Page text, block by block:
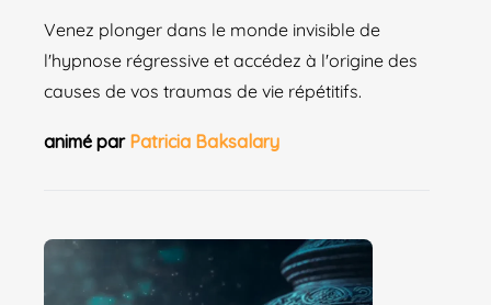
Venez plonger dans le monde invisible de
l'hypnose régressive et accédez à l'origine des
causes de vos traumas de vie répétitifs.
animé par Patricia Baksalary